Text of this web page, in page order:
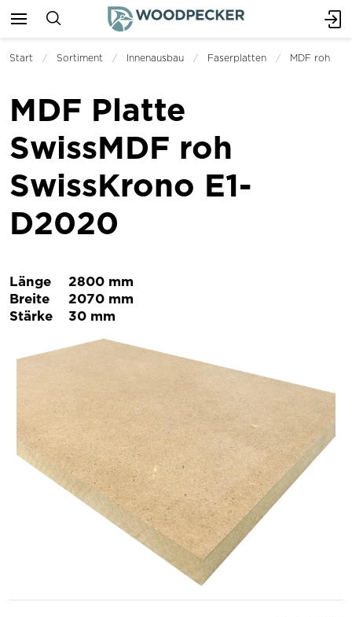
Start Sortiment Innenausbau Faserplatten MDF roh
MDF Platte
SwissMDF roh
SwissKrono E1-
D2020
Länge
2800 mm
Breite
2070 mm
Stärke
30 mm